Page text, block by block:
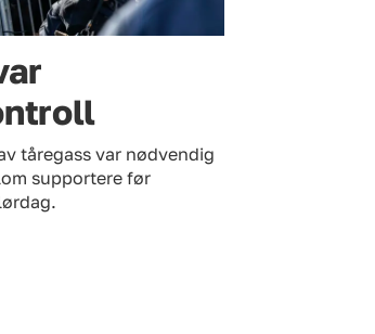
tåregass var nødvendig
supportere før